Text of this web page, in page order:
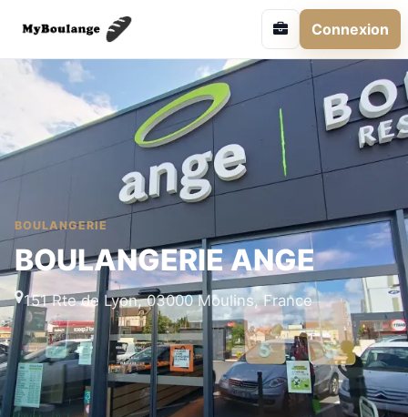
Connexion
BOULANGERIE
BOULANGERIE ANGE
151 Rte de Lyon, 03000 Moulins, France